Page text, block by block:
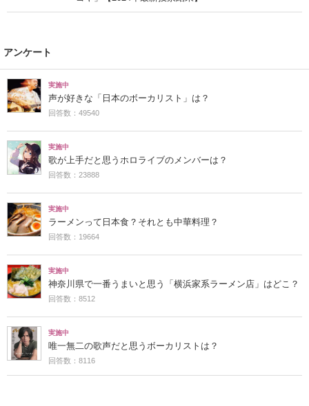
アンケート
実施中
声が好きな「日本のボーカリスト」は？
回答数：49540
実施中
歌が上手だと思うホロライブのメンバーは？
回答数：23888
実施中
ラーメンって日本食？それとも中華料理？
回答数：19664
実施中
神奈川県で一番うまいと思う「横浜家系ラーメン店」はどこ？
回答数：8512
実施中
唯一無二の歌声だと思うボーカリストは？
回答数：8116